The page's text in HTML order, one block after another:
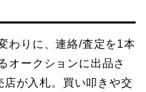
わりに、連絡/査定を1本
オークションに出品さ
が入札。買い叩きや交